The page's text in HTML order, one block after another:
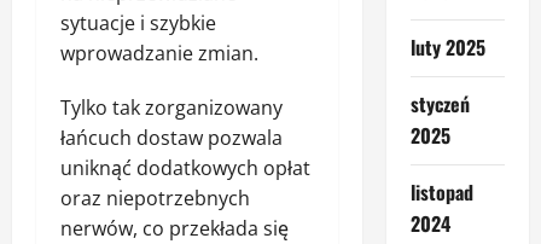
sytuacje i szybkie
wprowadzanie zmian.
Tylko tak zorganizowany
łańcuch dostaw pozwala
uniknąć dodatkowych opłat
oraz niepotrzebnych
nerwów, co przekłada się
luty 2025
styczeń
2025
listopad
2024